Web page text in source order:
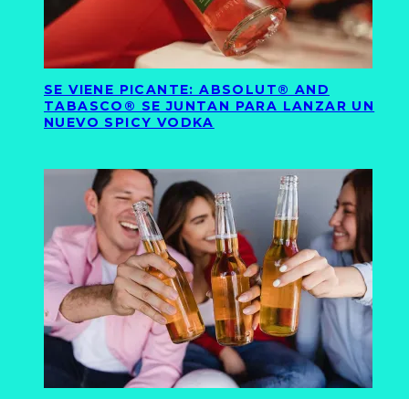
SE VIENE PICANTE: ABSOLUT® AND
TABASCO® SE JUNTAN PARA LANZAR UN
NUEVO SPICY VODKA